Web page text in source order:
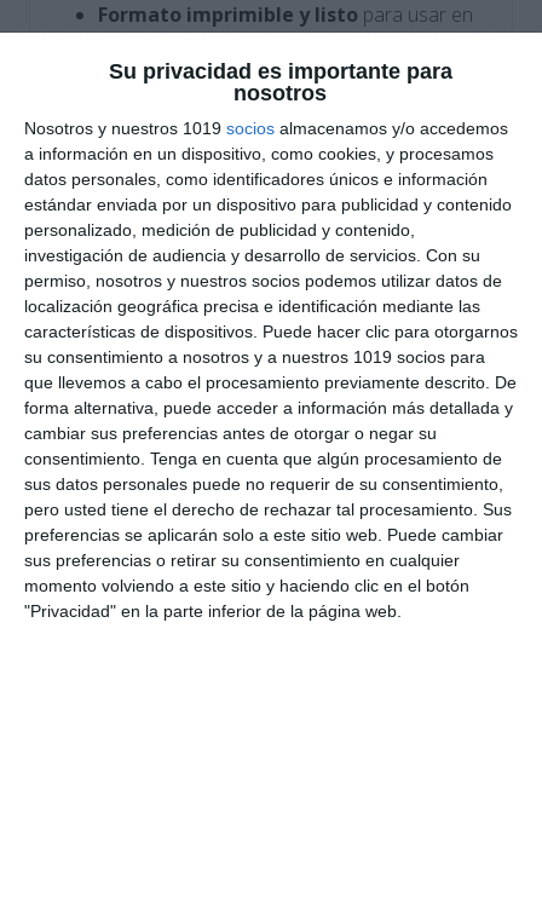
Su privacidad es importante para
nosotros
Nosotros y nuestros 1019 socios almacenamos y/o accedemos
a información en un dispositivo, como cookies, y procesamos
datos personales, como identificadores únicos e información
estándar enviada por un dispositivo para publicidad y contenido
personalizado, medición de publicidad y contenido,
investigación de audiencia y desarrollo de servicios. Con su
permiso, nosotros y nuestros socios podemos utilizar datos de
localización geográfica precisa e identificación mediante las
características de dispositivos. Puede hacer clic para otorgarnos
su consentimiento a nosotros y a nuestros 1019 socios para
que llevemos a cabo el procesamiento previamente descrito. De
forma alternativa, puede acceder a información más detallada y
cambiar sus preferencias antes de otorgar o negar su
consentimiento. Tenga en cuenta que algún procesamiento de
sus datos personales puede no requerir de su consentimiento,
pero usted tiene el derecho de rechazar tal procesamiento. Sus
preferencias se aplicarán solo a este sitio web. Puede cambiar
sus preferencias o retirar su consentimiento en cualquier
momento volviendo a este sitio y haciendo clic en el botón
"Privacidad" en la parte inferior de la página web.
Formato imprimible y listo para usar en
refuerzo o trabajo autónomo.
Cómo utilizar este material
Estas fichas pueden emplearse como actividad
final de unidad, como recurso lúdico para las
últimas clases antes de Navidad o como trabajo
individual de refuerzo.
Favorecen el aprendizaje delvocabulario
navideño en inglésde manera práctica,
desarrollando habilidades de lectura, asociación
y comprensión léxica.
DESCARGA AL FINAL
EL PDF